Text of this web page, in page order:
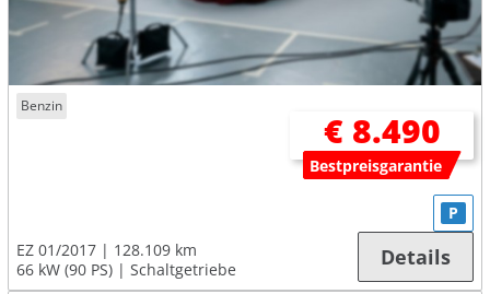
Benzin
€ 8.490
Bestpreisgarantie
EZ 01/2017
128.109 km
66 kW (90 PS)
Schaltgetriebe
P
Details